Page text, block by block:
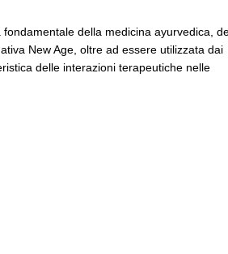
della medicina ayurvedica,
New Age, oltre ad essere utilizzata dai
delle interazioni terapeutiche nelle